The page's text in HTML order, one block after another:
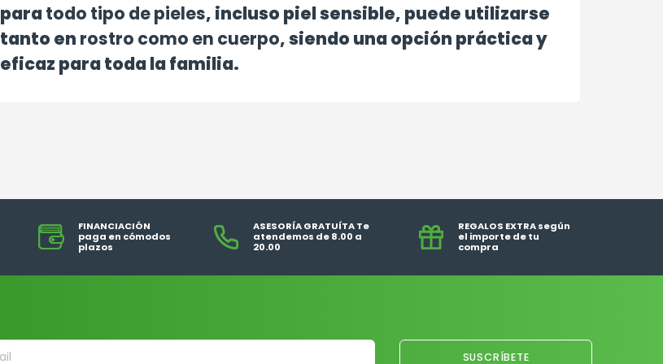
paratodo tipo de pieles, incluso piel sensible, puede utilizarse
tanto en rostro como en cuerpo, siendo una opción práctica y
eficaz para toda la familia.
FINANCIACIÓN
paga en cómodos
plazos
ASESORÍA GRATUÍTA Te
atendemos de 8.00 a
20.00
REGALOS EXTRA según
el importe de tu
compra